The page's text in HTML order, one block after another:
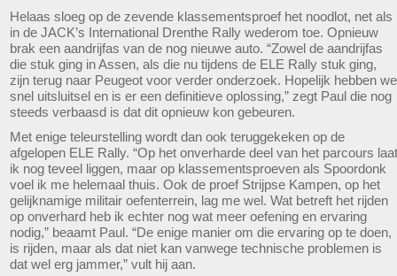
Helaas sloeg op de zevende klassementsproef het noodlot, net als
in de JACK’s International Drenthe Rally wederom toe. Opnieuw
brak een aandrijfas van de nog nieuwe auto. “Zowel de aandrijfas
die stuk ging in Assen, als die nu tijdens de ELE Rally stuk ging,
zijn terug naar Peugeot voor verder onderzoek. Hopelijk hebben we
snel uitsluitsel en is er een definitieve oplossing,” zegt Paul die nog
steeds verbaasd is dat dit opnieuw kon gebeuren.
Met enige teleurstelling wordt dan ook teruggekeken op de
afgelopen ELE Rally. “Op het onverharde deel van het parcours laat
ik nog teveel liggen, maar op klassementsproeven als Spoordonk
voel ik me helemaal thuis. Ook de proef Strijpse Kampen, op het
gelijknamige militair oefenterrein, lag me wel. Wat betreft het rijden
op onverhard heb ik echter nog wat meer oefening en ervaring
nodig,” beaamt Paul. “De enige manier om die ervaring op te doen,
is rijden, maar als dat niet kan vanwege technische problemen is
dat wel erg jammer,” vult hij aan.